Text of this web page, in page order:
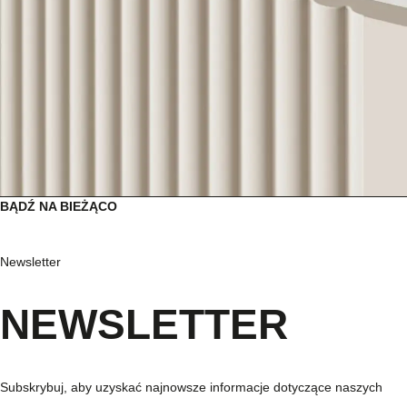
BĄDŹ NA BIEŻĄCO
Newsletter
NEWSLETTER
Subskrybuj, aby uzyskać najnowsze informacje dotyczące naszych